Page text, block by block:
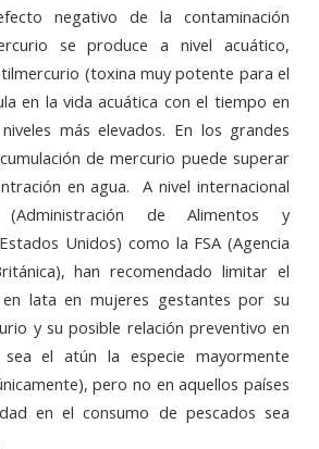
negativo de la contaminación
se produce a nivel acuático,
(toxina muy potente para el
en la vida acuática con el tiempo en
más elevados. En los grandes
de mercurio puede superar
en agua.
A nivel internacional
de Alimentos y
Unidos) como la FSA (Agencia
han recomendado limitar el
lata en mujeres gestantes por su
y su posible relación preventivo en
el atún la especie mayormente
pero no en aquellos países
en el consumo de pescados sea